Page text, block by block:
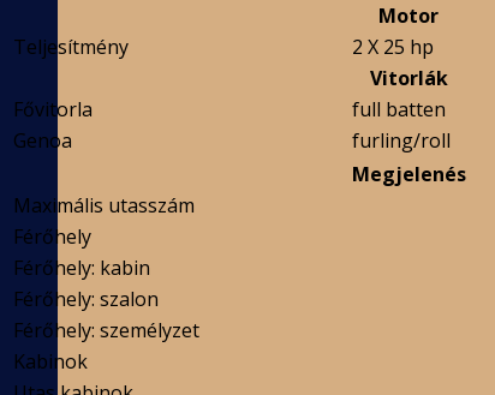
Motor
Teljesítmény
2 X 25 hp
Vitorlák
Fővitorla
full batten
Genoa
furling/roll
Megjelenés
Maximális utasszám
Férőhely
Férőhely: kabin
Férőhely: szalon
Férőhely: személyzet
Kabinok